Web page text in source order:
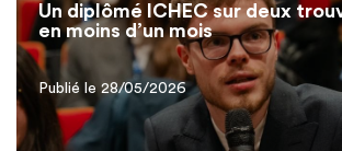
Un diplômé ICHEC sur deux
en moins d’un mois
Publié le 28/05/2026